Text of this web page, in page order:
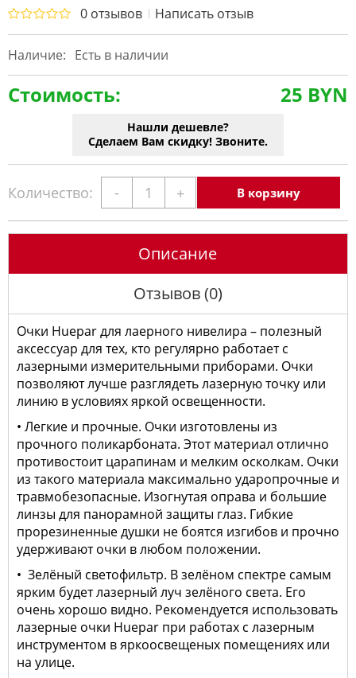
0 отзывов Написать отзыв
Наличие: Есть в наличии
Стоимость: 25 BYN
Нашли дешевле?
Сделаем Вам скидку! Звоните.
Количество: - + В корзину
Описание
Отзывов (0)
Очки Huepar для лаерного нивелира – полезный
аксессуар для тех, кто регулярно работает с
лазерными измерительными приборами. Очки
позволяют лучше разглядеть лазерную точку или
линию в условиях яркой освещенности.
• Легкие и прочные. Очки изготовлены из
прочного поликарбоната. Этот материал отлично
противостоит царапинам и мелким осколкам. Очки
из такого материала максимально ударопрочные и
травмобезопасные. Изогнутая оправа и большие
линзы для панорамной защиты глаз. Гибкие
прорезиненные душки не боятся изгибов и прочно
удерживают очки в любом положении.
• Зелёный светофильтр. В зелёном спектре самым
ярким будет лазерный луч зелёного света. Его
очень хорошо видно. Рекомендуется использовать
лазерные очки Huepar при работах с лазерным
инструментом в яркоосвещеных помещениях или
на улице.